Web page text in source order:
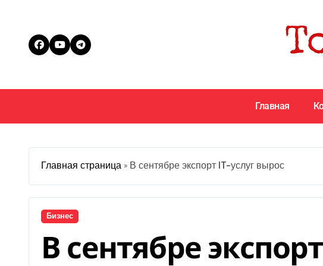
Главная
Главная страница » В сентябре экспорт IT-услуг вырос
Бизнес
В сентябре